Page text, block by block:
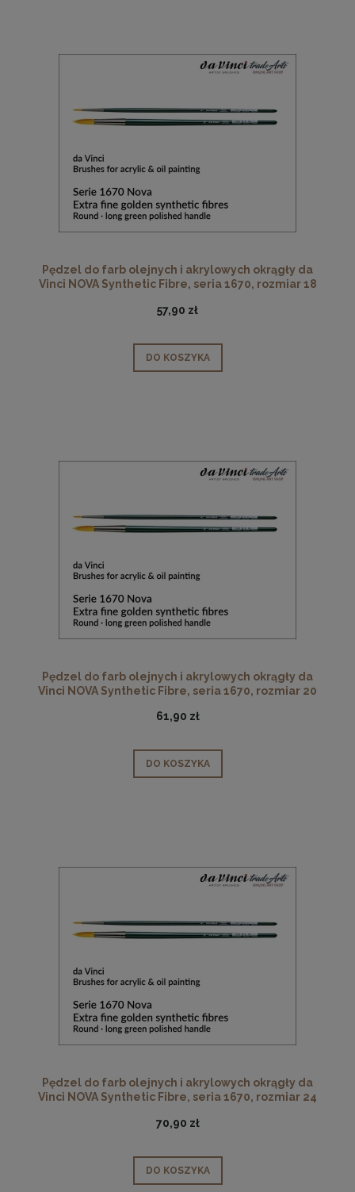
Pędzel do farb olejnych i akrylowych okrągły da
Vinci NOVA Synthetic Fibre, seria 1670, rozmiar 18
57,90 zł
DO KOSZYKA
Pędzel do farb olejnych i akrylowych okrągły da
Vinci NOVA Synthetic Fibre, seria 1670, rozmiar 20
61,90 zł
DO KOSZYKA
Pędzel do farb olejnych i akrylowych okrągły da
Vinci NOVA Synthetic Fibre, seria 1670, rozmiar 24
70,90 zł
DO KOSZYKA